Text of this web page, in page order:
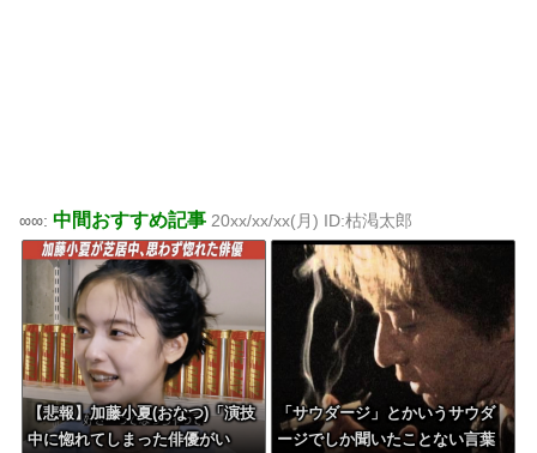
∞∞: 中間おすすめ記事 20xx/xx/xx(月) ID:枯渇太郎
【悲報】加藤小夏(おなつ)「演技
中に惚れてしまった俳優がい
「サウダージ」とかいうサウダ
ージでしか聞いたことない言葉